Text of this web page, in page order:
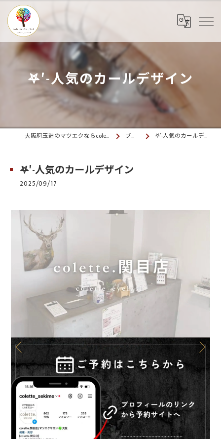
𖤐′-人気のカールデザイン
大阪府玉造のマツエクならcolette. 玉造 ブログ 𖤐′-人気のカールデザイン
𖤐′-人気のカールデザイン
2025/09/17